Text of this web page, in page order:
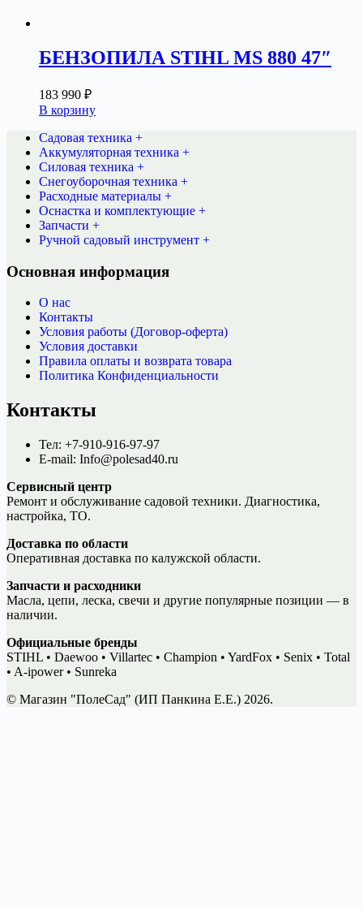
БЕНЗОПИЛА STIHL MS 880 47″
183 990 ₽
В корзину
Садовая техника +
Аккумуляторная техника +
Силовая техника +
Снегоуборочная техника +
Расходные материалы +
Оснастка и комплектующие +
Запчасти +
Ручной садовый инструмент +
Основная информация
О нас
Контакты
Условия работы (Договор-оферта)
Условия доставки
Правила оплаты и возврата товара
Политика Конфиденциальности
Контакты
Тел: +7-910-916-97-97
E-mail: Info@polesad40.ru
Сервисный центр
Ремонт и обслуживание садовой техники. Диагностика,
настройка, ТО.
Доставка по области
Оперативная доставка по калужской области.
Запчасти и расходники
Масла, цепи, леска, свечи и другие популярные позиции — в
наличии.
Официальные бренды
STIHL • Daewoo • Villartec • Champion • YardFox • Senix • Total
• A-ipower • Sunreka
© Магазин "ПолеСад" (ИП Панкина Е.Е.) 2026.